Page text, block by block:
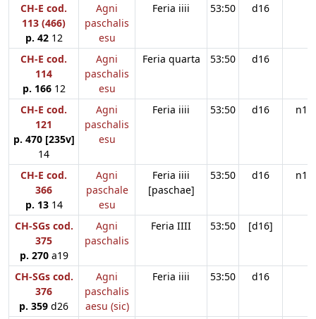
CH-E cod.
113 (466)
p. 4212
Agni
paschalis
esu
Feria iiii 53:50 d16
CH-E cod.
114
p. 16612
Agni
paschalis
esu
Feria quarta 53:50 d16
CH-E cod.
121
p. 470 [235v]
14
Agni
paschalis
esu
Feria iiii 53:50 d16 n11
CH-E cod.
366
p. 1314
Agni
paschale
esu
Feria iiii
[paschae]
53:50 d16 n11
CH-SGs cod.
375
p. 270a19
Agni
paschalis
Feria IIII 53:50 [d16]
CH-SGs cod.
376
p. 359 d26
Agni
paschalis
aesu (sic)
Feria iiii 53:50 d16